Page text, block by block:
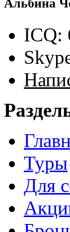
Альбина
ICQ:
Туры
Для